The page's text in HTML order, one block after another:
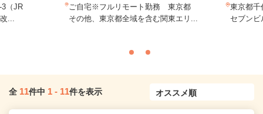
3（JR
...
ご自宅※フルリモート勤務 東京都
その他、東京都全域を含む関東エリ...
東京都
セブン
全 11件中 1 - 11件を表示